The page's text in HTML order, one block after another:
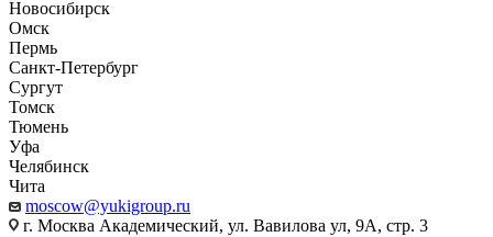
Новосибирск
Омск
Пермь
Санкт-Петербург
Сургут
Томск
Тюмень
Уфа
Челябинск
Чита
moscow@yukigroup.ru
г. Москва Академический, ул. Вавилова ул, 9А, стр. 3